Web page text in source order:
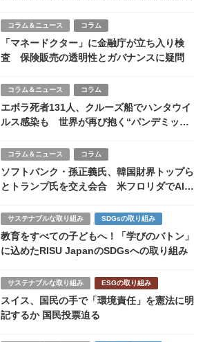
コラム＆ニュース コラム
「マネードクター」に金融庁が立ち入り検
査 保険販売の透明性とガバナンスに疑問
コラム＆ニュース コラム
エボラ死者131人、クルーズ船でハンタウイ
ルス感染も 世界が再び抱く“パンデミック
コラム＆ニュース コラム
ソフトバンク・孫正義氏、韓国財界トップら
とトランプ氏を交え会合 米フロリダでAI・
サステナブルな取り組み SDGsの取り組み
教育をすべての子どもへ！「学びのバトン」
に込めたRISU JapanのSDGsへの取り組み
サステナブルな取り組み ESGの取り組み
スイス、国民の手で「環境責任」を憲法に明
記するか 国民投票迫る